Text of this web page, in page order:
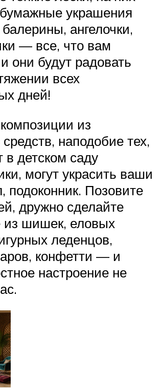
украшения
ангелочки,
— все, что вам
они будут радовать
всех
дней!
из
наподобие тех,
в детском саду
могут украсить ваши
подоконник. Позовите
дружно сделайте
из шишек, еловых
леденцов,
конфетти — и
настроение не